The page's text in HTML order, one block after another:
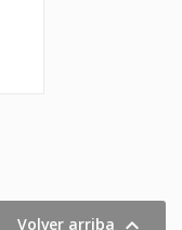
Volver arriba